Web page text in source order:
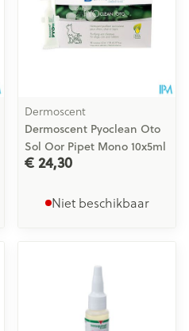
Dermoscent
Dermoscent Pyoclean Oto
Sol Oor Pipet Mono 10x5ml
€ 24,30
Niet beschikbaar